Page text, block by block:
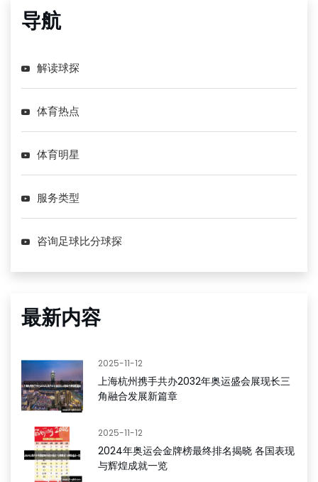
导航
解读球探
体育热点
体育明星
服务类型
咨询足球比分球探
最新内容
2025-11-12
上海杭州携手共办2032年奥运盛会展现长三
角融合发展新篇章
2025-11-12
2024年奥运会金牌榜最终排名揭晓 各国表现
与辉煌成就一览